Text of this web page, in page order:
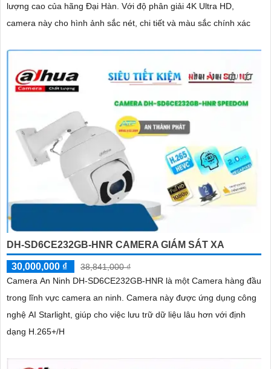
lượng cao của hãng Đại Hàn. Với độ phân giải 4K Ultra HD,
camera này cho hình ảnh sắc nét, chi tiết và màu sắc chính xác
DH-SD6CE232GB-HNR CAMERA GIÁM SÁT XA
30,000,000 ₫
38,841,000 ₫
Camera An Ninh DH-SD6CE232GB-HNR là một Camera hàng đầu
trong lĩnh vực camera an ninh. Camera này được ứng dụng công
nghệ AI Starlight, giúp cho việc lưu trữ dữ liệu lâu hơn với định
dạng H.265+/H